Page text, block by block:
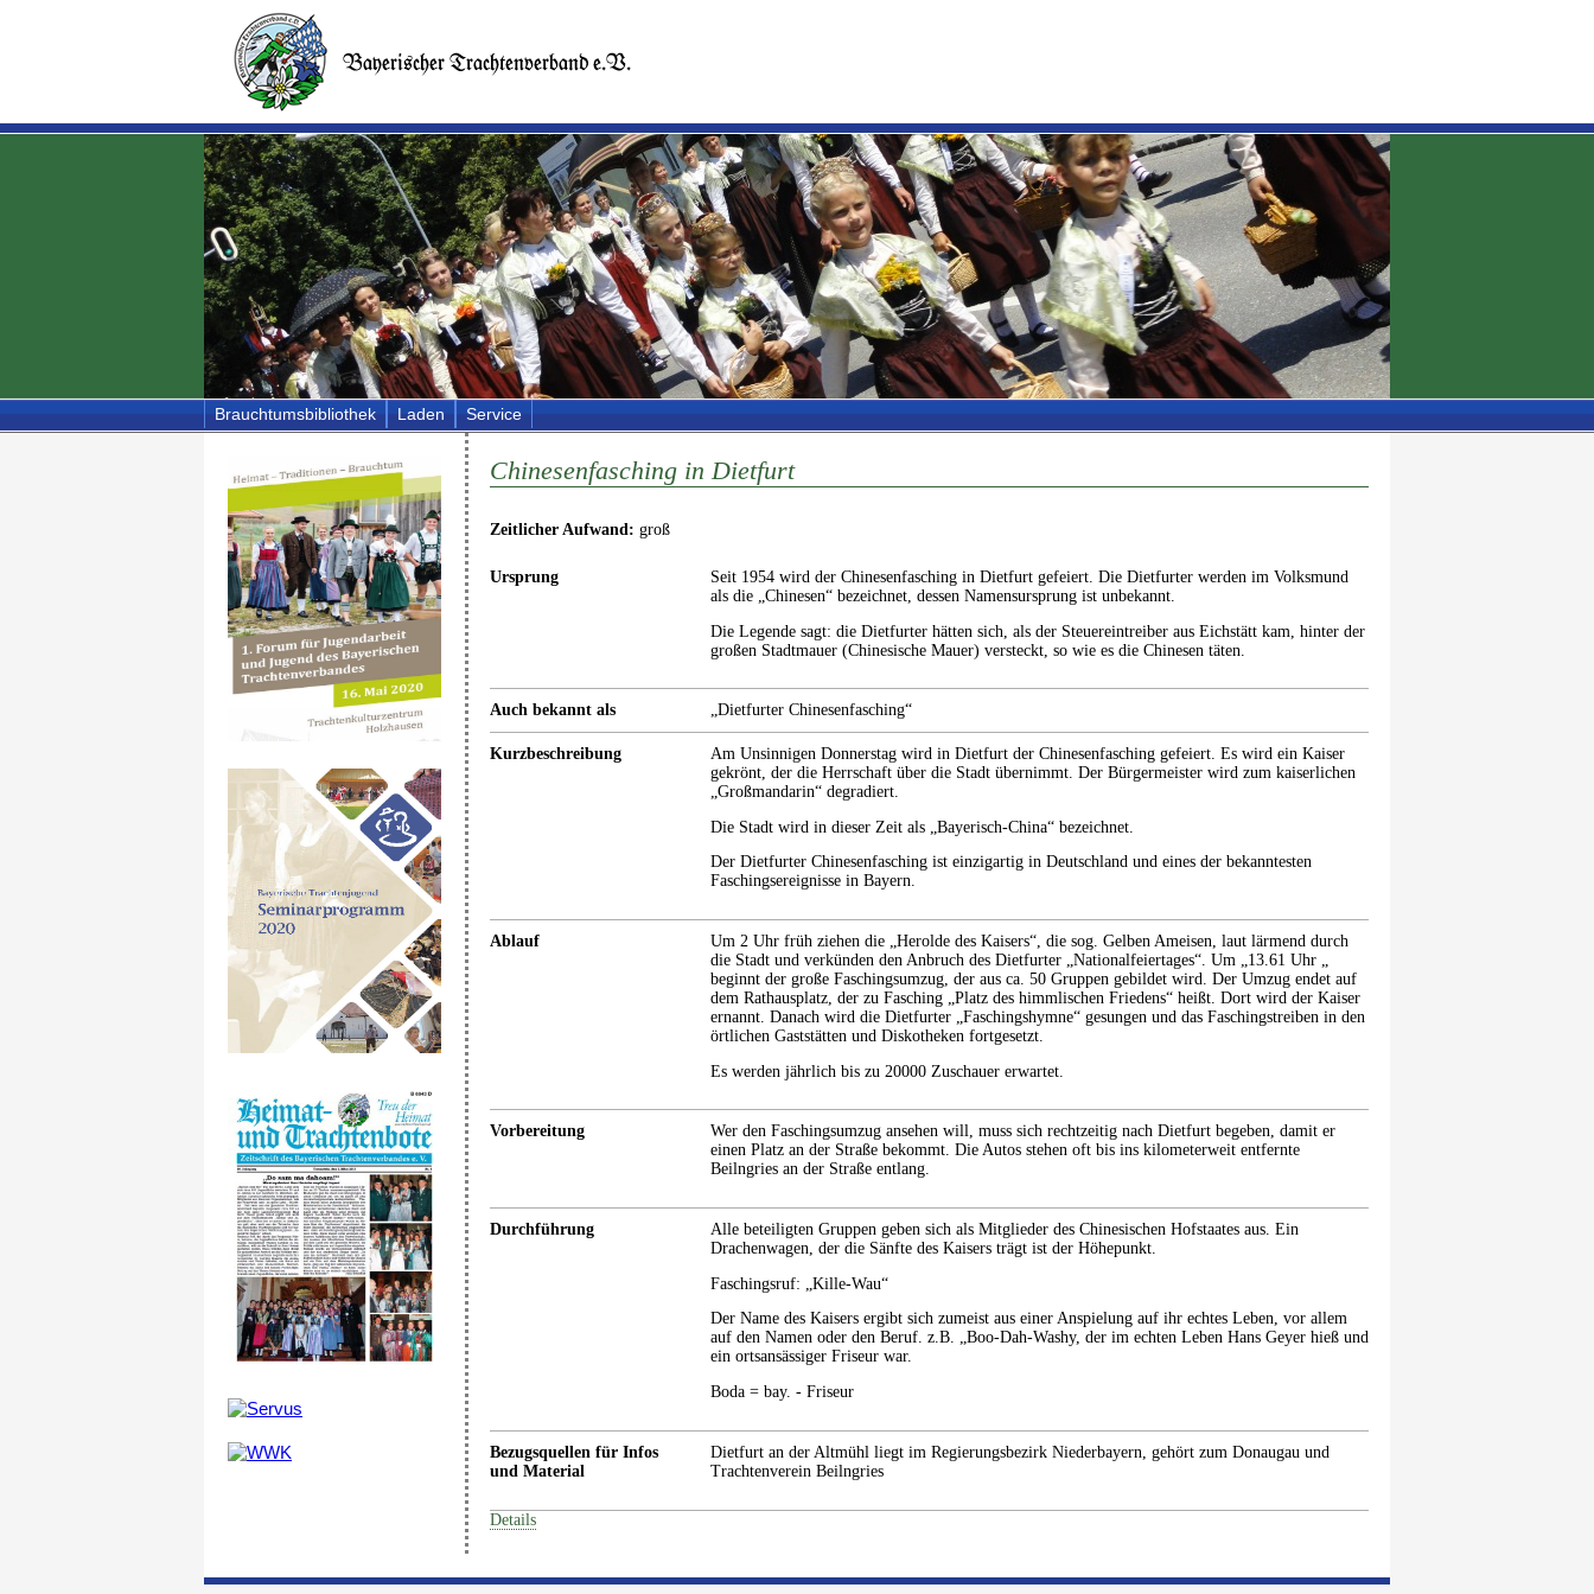
Brauchtumsbibliothek Laden Service
Chinesenfasching in Dietfurt
Zeitlicher Aufwand: groß
Ursprung
Seit 1954 wird der Chinesenfasching in Dietfurt gefeiert. Die Dietfurter werden im Volksmund
als die „Chinesen“ bezeichnet, dessen Namensursprung ist unbekannt.
Die Legende sagt: die Dietfurter hätten sich, als der Steuereintreiber aus Eichstätt kam, hinter der
großen Stadtmauer (Chinesische Mauer) versteckt, so wie es die Chinesen täten.
Auch bekannt als „Dietfurter Chinesenfasching“
Kurzbeschreibung
Am Unsinnigen Donnerstag wird in Dietfurt der Chinesenfasching gefeiert. Es wird ein Kaiser
gekrönt, der die Herrschaft über die Stadt übernimmt. Der Bürgermeister wird zum kaiserlichen
„Großmandarin“ degradiert.
Die Stadt wird in dieser Zeit als „Bayerisch-China“ bezeichnet.
Der Dietfurter Chinesenfasching ist einzigartig in Deutschland und eines der bekanntesten
Faschingsereignisse in Bayern.
Ablauf
Um 2 Uhr früh ziehen die „Herolde des Kaisers“, die sog. Gelben Ameisen, laut lärmend durch
die Stadt und verkünden den Anbruch des Dietfurter „Nationalfeiertages“. Um „13.61 Uhr „
beginnt der große Faschingsumzug, der aus ca. 50 Gruppen gebildet wird. Der Umzug endet auf
dem Rathausplatz, der zu Fasching „Platz des himmlischen Friedens“ heißt. Dort wird der Kaiser
ernannt. Danach wird die Dietfurter „Faschingshymne“ gesungen und das Faschingstreiben in den
örtlichen Gaststätten und Diskotheken fortgesetzt.
Es werden jährlich bis zu 20000 Zuschauer erwartet.
Vorbereitung
Wer den Faschingsumzug ansehen will, muss sich rechtzeitig nach Dietfurt begeben, damit er
einen Platz an der Straße bekommt. Die Autos stehen oft bis ins kilometerweit entfernte
Beilngries an der Straße entlang.
Durchführung
Alle beteiligten Gruppen geben sich als Mitglieder des Chinesischen Hofstaates aus. Ein
Drachenwagen, der die Sänfte des Kaisers trägt ist der Höhepunkt.
Faschingsruf: „Kille-Wau“
Der Name des Kaisers ergibt sich zumeist aus einer Anspielung auf ihr echtes Leben, vor allem
auf den Namen oder den Beruf. z.B. „Boo-Dah-Washy, der im echten Leben Hans Geyer hieß und
ein ortsansässiger Friseur war.
Boda = bay. - Friseur
Bezugsquellen für Infos
und Material
Dietfurt an der Altmühl liegt im Regierungsbezirk Niederbayern, gehört zum Donaugau und
Trachtenverein Beilngries
Details